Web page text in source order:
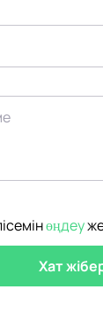
өңдеу
Хат